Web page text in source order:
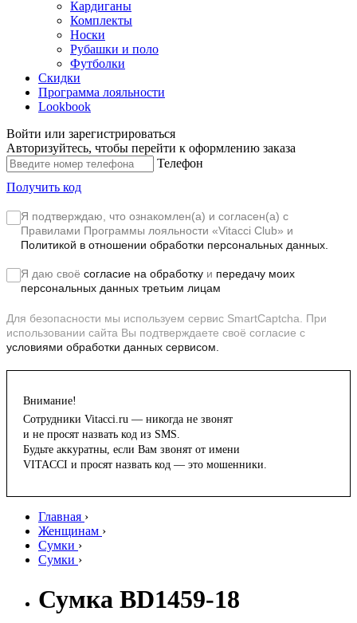
Кардиганы
Комплекты
Носки
Рубашки и поло
Футболки
Скидки
Программа лояльности
Lookbook
Войти или зарегистрироваться
Авторизуйтесь, чтобы перейти к оформлению заказа
Телефон
Получить код
Я подтверждаю, что ознакомлен(а) и согласен(а) с
Правилами Программы лояльности «Vitacci Club» и
Политикой в отношении обработки персональных данных.
Я даю своё согласие на обработку и передачу моих
персональных данных третьим лицам
Для безопасности мы используем сервис SmartCaptcha. При
использовании сайта Вы подтверждаете своё согласие с
условиями обработки данных сервисом.
Внимание!
Сотрудники Vitacci.ru — никогда не звонят
и не просят назвать код из SMS.
Будьте аккуратны, если Вам звонят от имени
VITACCI и просят назвать код — это мошенники.
Главная ›
Женщинам ›
Сумки ›
Сумки ›
Сумка BD1459-18